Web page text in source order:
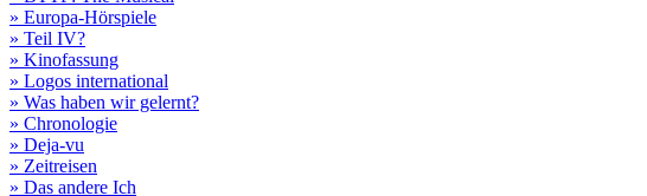
» Europa-Hörspiele
» Teil IV?
» Kinofassung
» Logos international
» Was haben wir gelernt?
» Chronologie
» Deja-vu
» Zeitreisen
» Das andere Ich